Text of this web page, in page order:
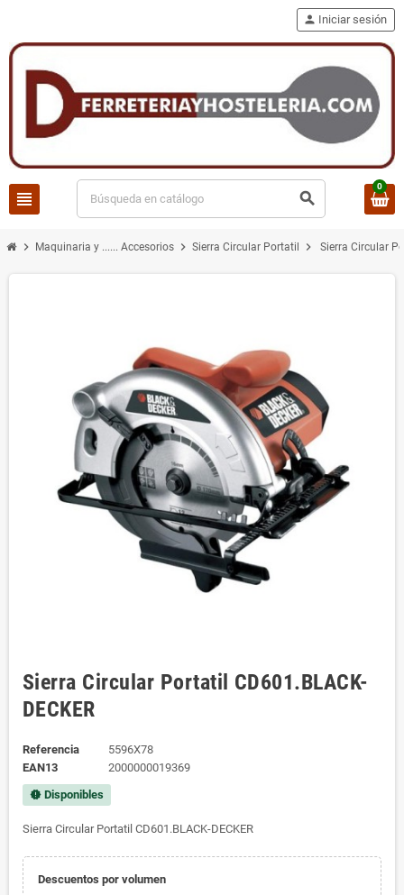
view_headline search
person Iniciar sesión
0
chevron_right Maquinaria y ...... Accesorios chevron_right Sierra Circular Portatil chevron_right Sierra Circular
Sierra Circular Portatil CD601.BLACK-
DECKER
Referencia
5596X78
EAN13
2000000019369
new_releases Disponibles
Sierra Circular Portatil CD601.BLACK-DECKER
Descuentos por volumen